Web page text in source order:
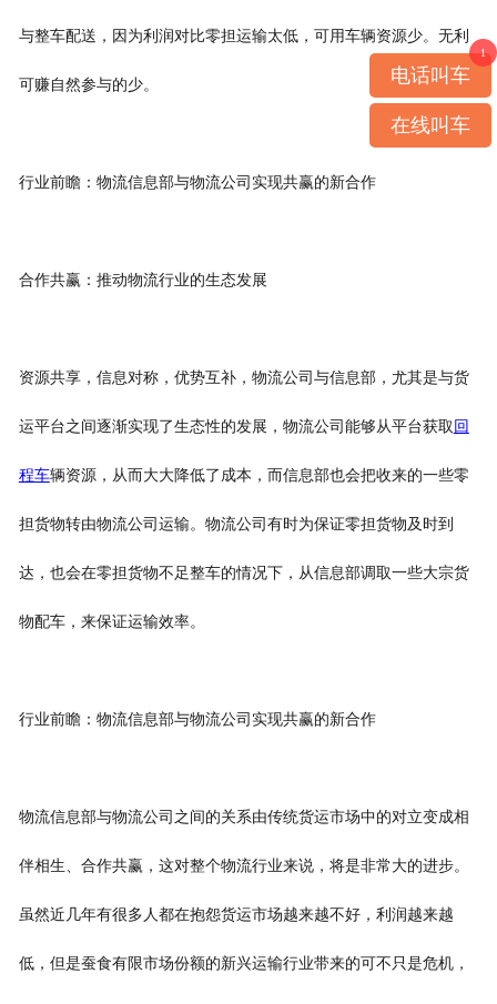
与整车配送，因为利润对比零担运输太低，可用车辆资源少。无利
可赚自然参与的少。
行业前瞻：物流信息部与物流公司实现共赢的新合作
合作共赢：推动物流行业的生态发展
资源共享，信息对称，优势互补，物流公司与信息部，尤其是与货
运平台之间逐渐实现了生态性的发展，物流公司能够从平台获取 回
程车辆资源，从而大大降低了成本，而信息部也会把收来的一些零
担货物转由物流公司运输。物流公司有时为保证零担货物及时到
达，也会在零担货物不足整车的情况下，从信息部调取一些大宗货
物配车，来保证运输效率。
行业前瞻：物流信息部与物流公司实现共赢的新合作
物流信息部与物流公司之间的关系由传统货运市场中的对立变成相
伴相生、合作共赢，这对整个物流行业来说，将是非常大的进步。
虽然近几年有很多人都在抱怨货运市场越来越不好，利润越来越
低，但是蚕食有限市场份额的新兴运输行业带来的可不只是危机，
电话叫车
1
在线叫车